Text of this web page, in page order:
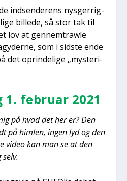
ind­sen­de­rens nys­ger­rig­
bil­le­de, så stor tak til
lov at gen­nem­traw­le
som i sid­ste ende
det oprin­de­li­ge „myste­ri­
1. febru­ar 2021
på hvad det her er? Den
på him­len, ingen lyd og den
video kan man se at den